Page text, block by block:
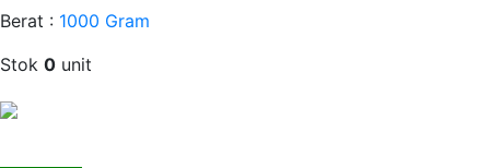
Berat : 1000 Gram
Stok 0 unit